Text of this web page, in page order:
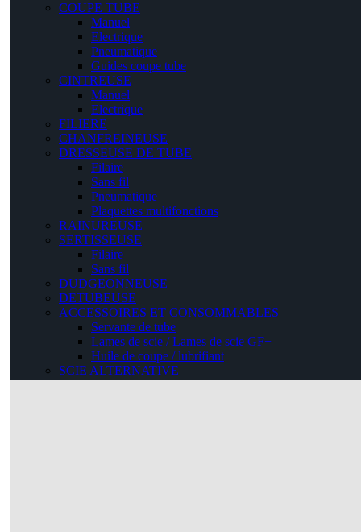
COUPE TUBE
Manuel
Electrique
Pneumatique
Guides coupe tube
CINTREUSE
Manuel
Electrique
FILIERE
CHANFREINEUSE
DRESSEUSE DE TUBE
Filaire
Sans fil
Pneumatique
Plaquettes multifonctions
RAINUREUSE
SERTISSEUSE
Filaire
Sans fil
DUDGEONNEUSE
DETUBEUSE
ACCESSOIRES ET CONSOMMABLES
Servante de tube
Lames de scie / Lames de scie GF+
Huile de coupe / lubrifiant
SCIE ALTERNATIVE